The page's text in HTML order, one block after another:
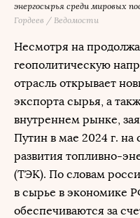
энергосырья среди мировых
Гордеев / Ведомости
Несмотря на
геополитическую
отрасль открывает
экспорта сырья, а
внутреннем рынке,
Путин в мае 2024 г.
развития топливно-
(ТЭК). По словам
в сырье в экономике
обеспечиваются за